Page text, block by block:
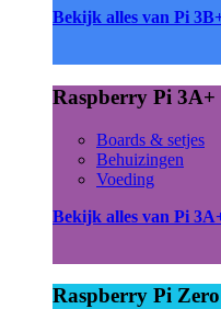
Bekijk alles van Pi
Raspberry Pi 3A+
Boards & setjes
Behuizingen
Voeding
Bekijk alles van Pi
Raspberry Pi Zero